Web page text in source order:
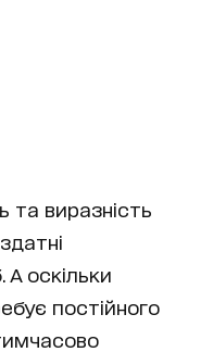
та виразність
оскільки
постійного